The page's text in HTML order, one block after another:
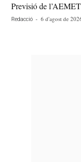
Previsió de
Redacció - 6 d'agost de